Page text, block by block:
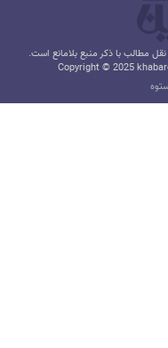
مطالب با ذکر منبع بلامانع است.
Copyright © 2025